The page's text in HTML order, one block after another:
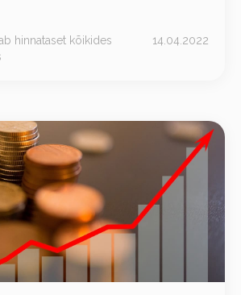
hinnataset kõikides
14.04.2022